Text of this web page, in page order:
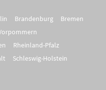
Brandenburg
Bremen
Rheinland-Pfalz
Schleswig-Holstein